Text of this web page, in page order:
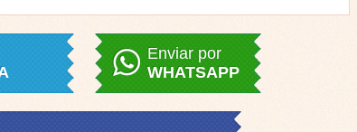
Enviar por
WHATSAPP